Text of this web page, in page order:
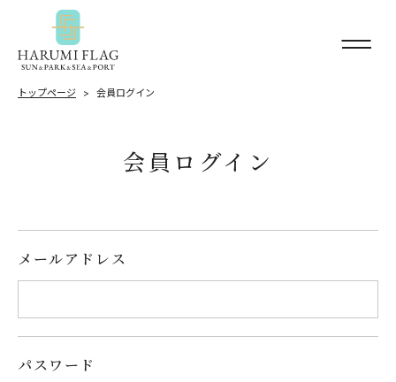
トップページ 会員ログイン
会員ログイン
メールアドレス
パスワード